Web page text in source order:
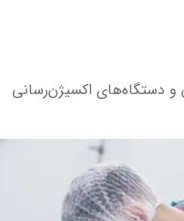
و دستگاه‌های اکسیژن‌رسانی